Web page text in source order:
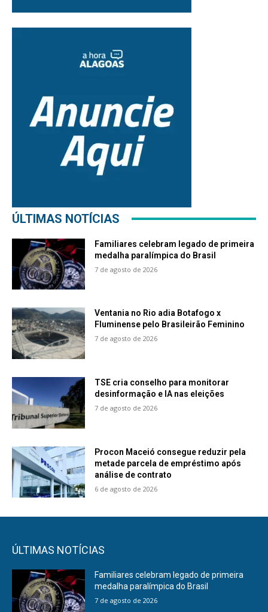
ÚLTIMAS NOTÍCIAS
Familiares celebram legado de primeira
medalha paralímpica do Brasil
7 de agosto de 2026
Ventania no Rio adia Botafogo x
Fluminense pelo Brasileirão Feminino
7 de agosto de 2026
TSE cria conselho para monitorar
desinformação e IA nas eleições
7 de agosto de 2026
Procon Maceió consegue reduzir pela
metade parcela de empréstimo após
análise de contrato
6 de agosto de 2026
ÚLTIMAS NOTÍCIAS
Familiares celebram legado de primeira
medalha paralímpica do Brasil
7 de agosto de 2026